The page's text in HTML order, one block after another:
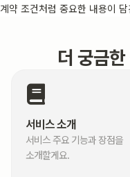
계약 조건처럼 중요한 내용이
더 궁금
서비스 소개
서비스 주요 기능과 장점을
소개할게요.